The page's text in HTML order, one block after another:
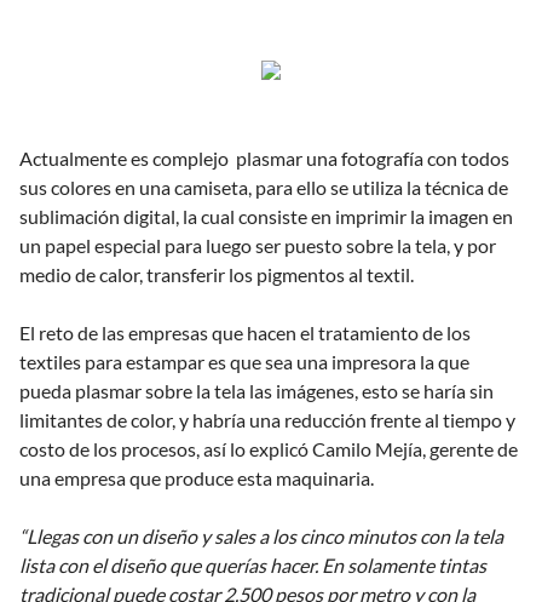
Actualmente es complejo plasmar una fotografía con todos
sus colores en una camiseta, para ello se utiliza la técnica de
sublimación digital, la cual consiste en imprimir la imagen en
un papel especial para luego ser puesto sobre la tela, y por
medio de calor, transferir los pigmentos al textil.
El reto de las empresas que hacen el tratamiento de los
textiles para estampar es que sea una impresora la que
pueda plasmar sobre la tela las imágenes, esto se haría sin
limitantes de color, y habría una reducción frente al tiempo y
costo de los procesos, así lo explicó Camilo Mejía, gerente de
una empresa que produce esta maquinaria.
“Llegas con un diseño y sales a los cinco minutos con la tela
lista con el diseño que querías hacer. En solamente tintas
tradicional puede costar 2.500 pesos por metro y con la